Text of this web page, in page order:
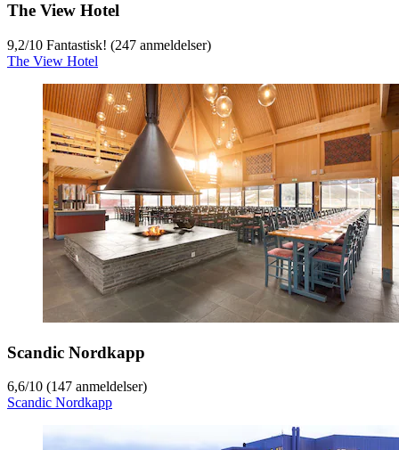
The View Hotel
9,2/10 Fantastisk! (247 anmeldelser)
The View Hotel
Scandic Nordkapp
6,6/10 (147 anmeldelser)
Scandic Nordkapp